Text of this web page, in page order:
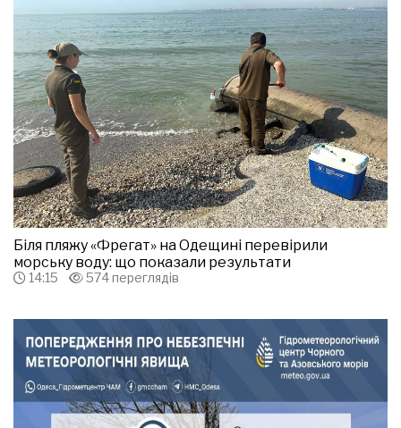
Біля пляжу «Фрегат» на Одещині перевірили
морську воду: що показали результати
14:15 574 переглядів